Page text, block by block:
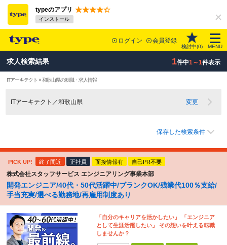
typeのアプリ
インストール
ログイン 会員登録
検討中(0) MENU
求人検索結果 1件中1～1件表示
ITアーキテクト × 和歌山県の転職・求人情報
ITアーキテクト／和歌山県 変更
保存した検索条件
PICK UP! 終了間近 正社員 面接情報有 自己PR不要
株式会社スタッフサービス エンジニアリング事業本部
開発エンジニア/40代・50代活躍中/ブランクOK/残業代100％支給/
手当充実/選べる勤務地/再雇用制度あり
「自分のキャリアを活かしたい」 「エンジニア
として生涯活躍したい」 その想いを叶える転職
しませんか？